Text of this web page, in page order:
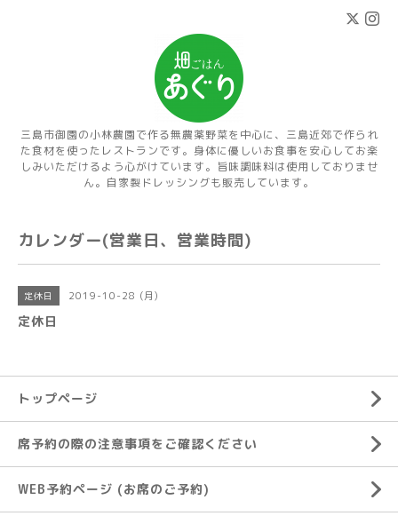
三島市御園の小林農園で作る無農薬野菜を中心に、三島近郊で作られ
た食材を使ったレストランです。身体に優しいお食事を安心してお楽
しみいただけるよう心がけています。旨味調味料は使用しておりませ
ん。自家製ドレッシングも販売しています。
カレンダー(営業日、営業時間)
定休日 2019-10-28 (月)
定休日
トップページ
席予約の際の注意事項をご確認ください
WEB予約ページ (お席のご予約)